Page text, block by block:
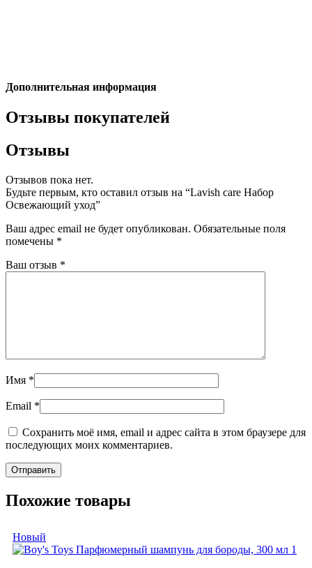
Дополнительная информация
Отзывы покупателей
Отзывы
Отзывов пока нет.
Будьте первым, кто оставил отзыв на “Lavish care Набор
Освежающий уход”
Ваш адрес email не будет опубликован. Обязательные поля
помечены *
Ваш отзыв *
Имя *
Email *
Сохранить моё имя, email и адрес сайта в этом браузере для
последующих моих комментариев.
Похожие товары
Новый